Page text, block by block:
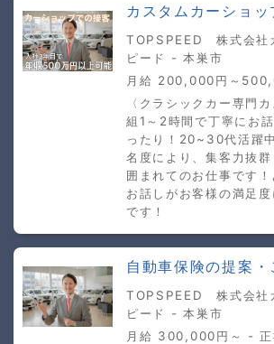
カスタムカーショッ
TOPSPEED 株式会社
ピード - 本巣市
月給 200,000円～
〈クラシックカー専門
組1～2時間で丁寧にお
ったり！20~30代活躍
名度により、集客力抜
囲まれてのお仕事です
お話しがお客様の満足
です！
自動車保険の提案・
TOPSPEED 株式会社
ピード - 本巣市
月給 300,000円～ - 正